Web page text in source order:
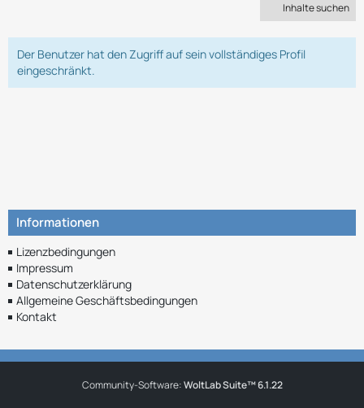
Inhalte suchen
Der Benutzer hat den Zugriff auf sein vollständiges Profil
eingeschränkt.
Informationen
Lizenzbedingungen
Impressum
Datenschutzerklärung
Allgemeine Geschäftsbedingungen
Kontakt
Community-Software:WoltLab Suite™ 6.1.22